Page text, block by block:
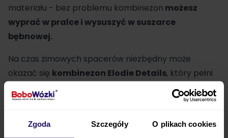
Zgoda Szczegóły O plikach cookies
materiału - bez problemu kombinezon możesz
wyprać w pralce i wysuszyć w suszarce
bębnowej.
Na czas zimowych spacerów niezbędny może
okazać się kombinezon Elodie Details, który pełni
funkcję 2w1 . Jest jednocześnie śpiworkiem, byście
mogliskonfigurować go odpowiednio do
intuicyjny w użyciu, a do tego nie będziesz mieć